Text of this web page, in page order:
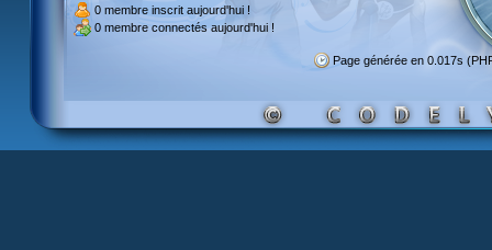
0 membre inscrit aujourd'hui !
0 membre connectés aujourd'hui !
Page générée en 0.017s